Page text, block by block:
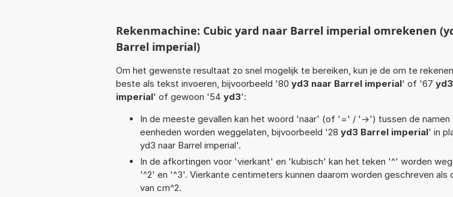
Rekenmachine: Cubic yard naar Barrel imperial omrekenen
Barrel imperial)
Om het gewenste resultaat zo snel mogelijk te bereiken, kun je de om te
beste als tekst invoeren, bijvoorbeeld '80 yd3 naar Barrel imperial' of '67
imperial' of gewoon '54 yd3':
In de meeste gevallen kan het woord 'naar' (of '=' / '->') tussen de namen
eenheden worden weggelaten, bijvoorbeeld '28 yd3 Barrel imperial' in
yd3 naar Barrel imperial'.
In de afkortingen voor 'vierkant' en 'kubisch' kan het teken '^' worden
'^2' en '^3'. Vierkante centimeters kunnen daarom worden geschreven als
van cm^2.